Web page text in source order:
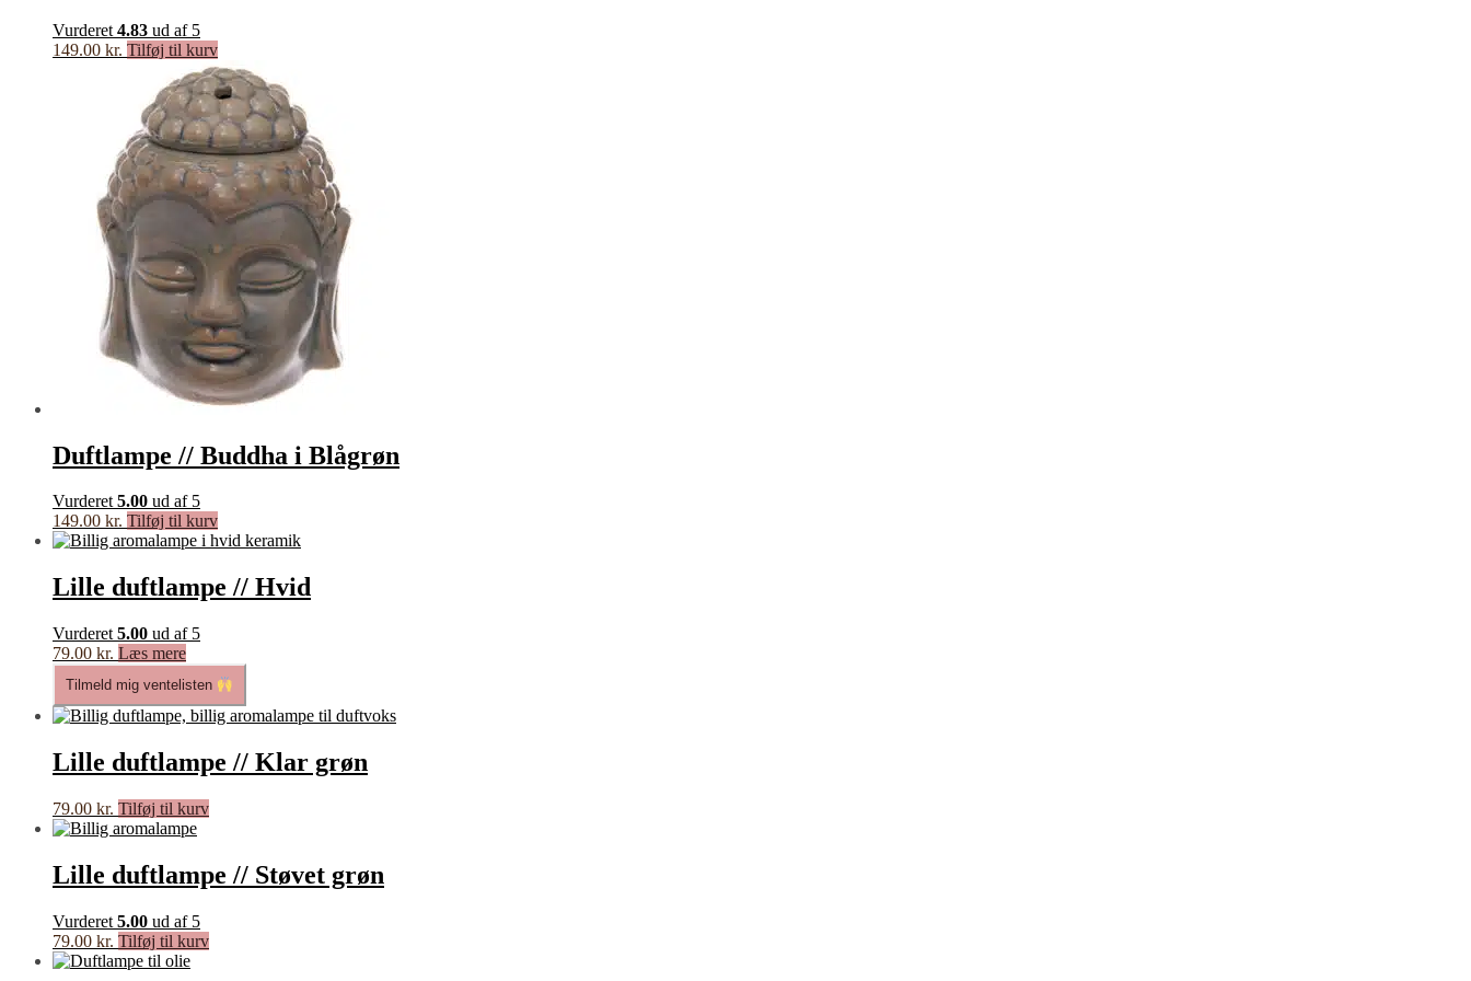
Vurderet 4.83 ud af 5
149.00 kr. Tilføj til kurv
Duftlampe // Buddha i Blågrøn
Vurderet5.00 ud af 5
149.00 kr. Tilføj til kurv
Lille duftlampe // Hvid
Vurderet 5.00 ud af 5
79.00 kr. Læs mere
Tilmeld mig ventelisten
Lille duftlampe // Klar grøn
79.00 kr. Tilføj til kurv
Lille duftlampe // Støvet grøn
Vurderet 5.00 ud af 5
79.00 kr. Tilføj til kurv